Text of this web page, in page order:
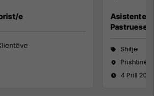
e
Asistente
Pastruese
Shitje
Prishtinë
4 Prill